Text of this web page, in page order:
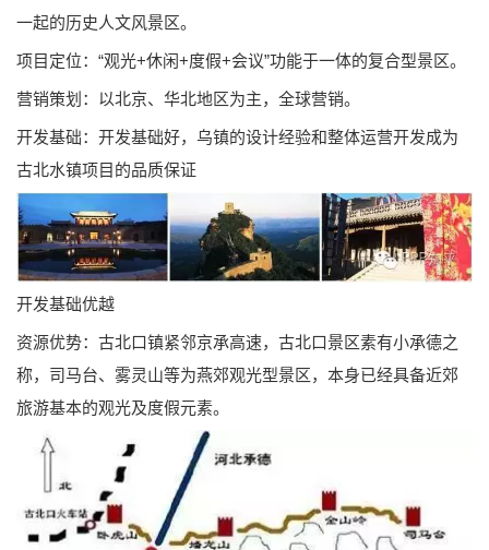
一起的历史人文风景区。
项目定位：“观光+休闲+度假+会议”功能于一体的复合型景区。
营销策划：以北京、华北地区为主，全球营销。
开发基础：开发基础好，乌镇的设计经验和整体运营开发成为
古北水镇项目的品质保证
开发基础优越
资源优势：古北口镇紧邻京承高速，古北口景区素有小承德之
称，司马台、雾灵山等为燕郊观光型景区，本身已经具备近郊
旅游基本的观光及度假元素。